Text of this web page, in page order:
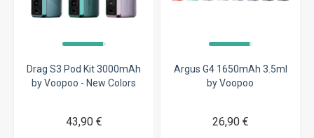
Drag S3 Pod Kit 3000mAh
by Voopoo - New Colors
43,90 €
Argus G4 1650mAh 3.5ml
by Voopoo
26,90 €